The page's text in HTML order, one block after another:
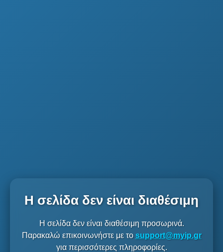
Η σελίδα δεν είναι διαθέσιμη
Η σελίδα δεν είναι διαθέσιμη προσωρινά.
Παρακαλώ επικοινωνήστε με το support@myip.gr
για περισσότερες πληροφορίες.